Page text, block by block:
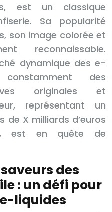
est un classique
Sa popularité
son image colorée et
reconnaissable.
dynamique des e-
des
originales et
représentant un
de X milliards d’euros
est en quête de
des
: un défi pour
liquides